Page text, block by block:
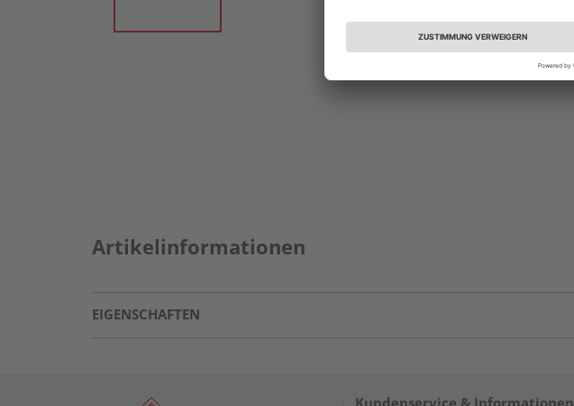
Artikelinformationen
EIGENSCHAFTEN
Kundenservice & Informationen